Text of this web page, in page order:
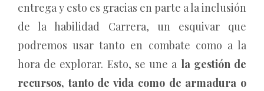
entrega y esto es gracias en parte a la inclusión
de la habilidad Carrera, un esquivar que
podremos usar tanto en combate como a la
hora de explorar. Esto, se une a la gestión de
recursos, tanto de vida como de armadura o